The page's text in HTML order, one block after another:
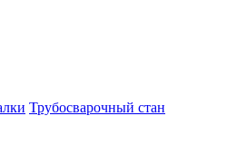
Трубосварочный стан